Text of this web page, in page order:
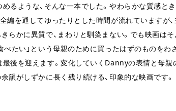
るような、そんな一本でした。やわらかな質感と
編を通してゆったりとした時間が流れていますが
らかに異質で、まわりと馴染まない。でも映画は
べたい」という母親のために買ったはずのものを
後を迎えます。変化していくDannyの表情と母
韻がしずかに長く残り続ける、印象的な映画です。